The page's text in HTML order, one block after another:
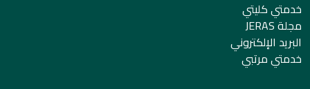
خدمتي كليتي
مجلة JERAS
البريد الإلكتروني
خدمتي مرتبي